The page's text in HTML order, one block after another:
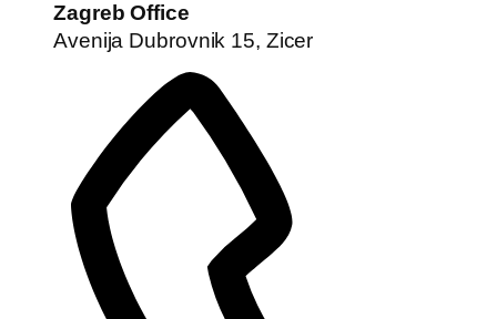
Zagreb Office
Avenija Dubrovnik 15, Zicer